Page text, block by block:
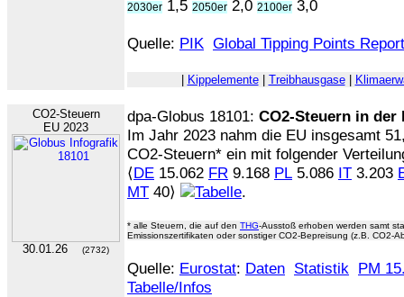
2030er 1,5 2050er 2,0 2100er 3,0
Quelle: PIK Global Tipping Points
Kippelemente| Treibhausgase|
CO2-Steuern
EU 2023
30.01.26 (2732)
dpa-Globus 18101: CO2-Steuern in der
Im Jahr 2023 nahm die EU insgesamt
CO2-Steuern* ein mit folgender
⟨DE 15.062 FR 9.168 PL 5.086 IT 3.203
MT 40⟩ .
* alle Steuern, die auf den THG-Ausstoß erhoben werden samt
Emissionszertifikaten oder sonstiger CO2-Bepreisung (z.B. CO2-
Quelle: Eurostat: Daten Statistik PM
Tabelle/Infos